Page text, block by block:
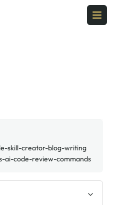
skill-creator-blog-writing
ai-code-review-commands